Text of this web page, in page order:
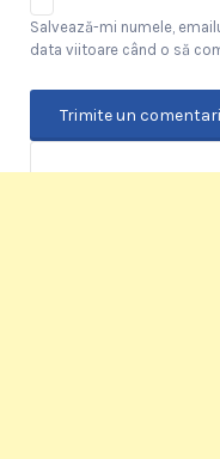
Salvează-mi numele,
data viitoare când o să